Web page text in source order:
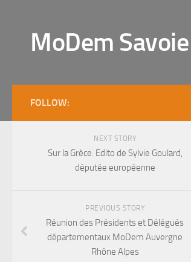
MoDem Savoie
FOLLOW:
NEXT STORY
Sur la Grèce. Edito de Sylvie Goulard,
députée européenne
PREVIOUS STORY
Réunion des Présidents et Délégués
départementaux MoDem Auvergne
Rhône Alpes